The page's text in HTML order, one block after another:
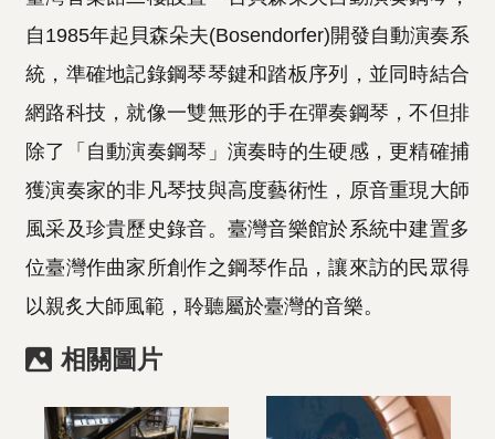
自1985年起貝森朵夫(Bosendorfer)開發自動演奏系
統，準確地記錄鋼琴琴鍵和踏板序列，並同時結合
網路科技，就像一雙無形的手在彈奏鋼琴，不但排
除了「自動演奏鋼琴」演奏時的生硬感，更精確捕
獲演奏家的非凡琴技與高度藝術性，原音重現大師
風采及珍貴歷史錄音。臺灣音樂館於系統中建置多
位臺灣作曲家所創作之鋼琴作品，讓來訪的民眾得
以親炙大師風範，聆聽屬於臺灣的音樂。
相關圖片